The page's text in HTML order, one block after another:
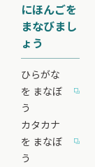
にほんごを
まなびまし
ょう
ひらがな
を まなぼ
う
カタカナ
を まなぼ
う